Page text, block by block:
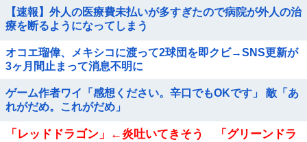
【速報】外人の医療費未払いが多すぎたので病院が外人の治
療を断るようになってしまう
オコエ瑠偉、メキシコに渡って2球団を即クビ→SNS更新が
3ヶ月間止まって消息不明に
ゲーム作者ワイ「感想ください。辛口でもOKです」 敵「あ
れがだめ。これがだめ」
「レッドドラゴン」←炎吐いてきそう 「グリーンドラ